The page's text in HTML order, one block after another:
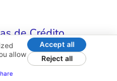
de Crédito
allow
Accept all
Reject all